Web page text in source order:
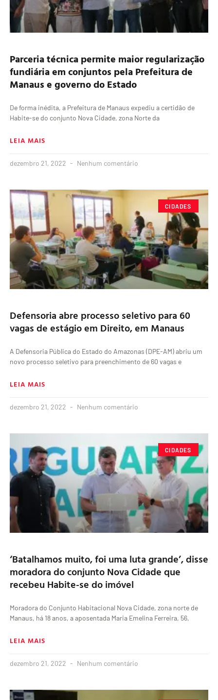
Parceria técnica permite maior regularização
fundiária em conjuntos pela Prefeitura de
Manaus e governo do Estado
De forma inédita, a Prefeitura de Manaus expediu a certidão de
Habite-se do conjunto Nova Cidade, zona Norte da
LEIA MAIS
dezembro 21, 2022 Nenhum comentário
CIDADES
Defensoria abre processo seletivo para 60
vagas de estágio em Direito, em Manaus
A Defensoria Pública do Estado do Amazonas (DPE-AM) abriu um
novo processo seletivo para preenchimento de 60 vagas e
LEIA MAIS
dezembro 21, 2022 Nenhum comentário
CIDADES
‘Batalhamos muito, foi uma luta grande’, disse
moradora do conjunto Nova Cidade que
recebeu Habite-se do imóvel
Moradora do Conjunto Habitacional Nova Cidade, zona norte de
Manaus, há 18 anos, a aposentada Maria Emelina Ferreira, 56,
LEIA MAIS
dezembro 21, 2022 Nenhum comentário